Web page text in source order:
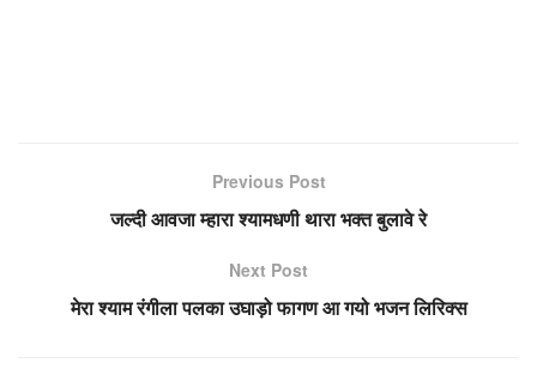
Previous Post
जल्दी आवजा म्हारा श्यामधणी थारा भक्त बुलावे रे
Next Post
मेरा श्याम रंगीला पलका उघाड़ो फागण आ गयो भजन लिरिक्स